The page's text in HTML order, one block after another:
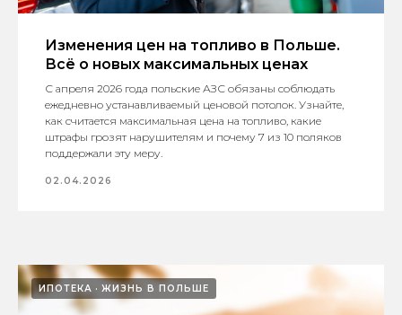
Изменения цен на топливо в Польше.
Всё о новых максимальных ценах
С апреля 2026 года польские АЗС обязаны соблюдать
ежедневно устанавливаемый ценовой потолок. Узнайте,
как считается максимальная цена на топливо, какие
штрафы грозят нарушителям и почему 7 из 10 поляков
поддержали эту меру.
02.04.2026
ИПОТЕКА ЖИЗНЬ В ПОЛЬШЕ